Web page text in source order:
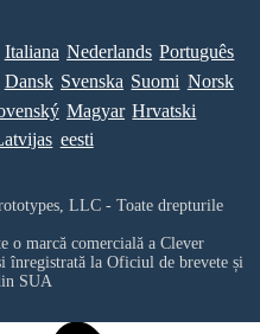
Italiana Nederlands Português
Dansk Svenska Suomi Norsk
Magyar Hrvatski
eesti
LLC - Toate drepturile
o marcă comercială a Clever
înregistrată la Oficiul de brevete și
SUA